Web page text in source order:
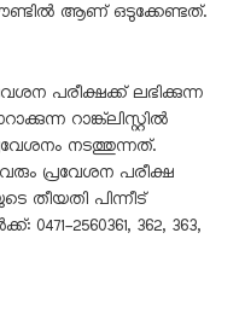
ആണ് ഒടുക്കേണ്ടത്.
പരീക്ഷക്ക് ലഭിക്കുന്ന
റാങ്ക്‌ലിസ്റ്റിൽ
നടത്തുന്നത്.
പ്രവേശന പരീക്ഷ
തീയതി പിന്നീട്
2560361, 362, 363,